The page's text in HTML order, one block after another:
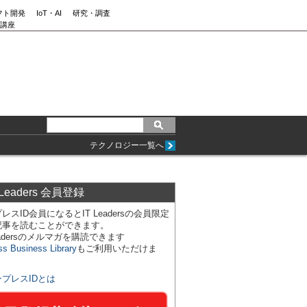
ト開発 IoT・AI
研究・調査
座
テクノロジー一覧へ
会員登録
スID会員になるとIT Leadersの会員限定
を読むことができます。
のメルマガを購読できます
Business Libraryもご利用いただけま
プレスIDとは